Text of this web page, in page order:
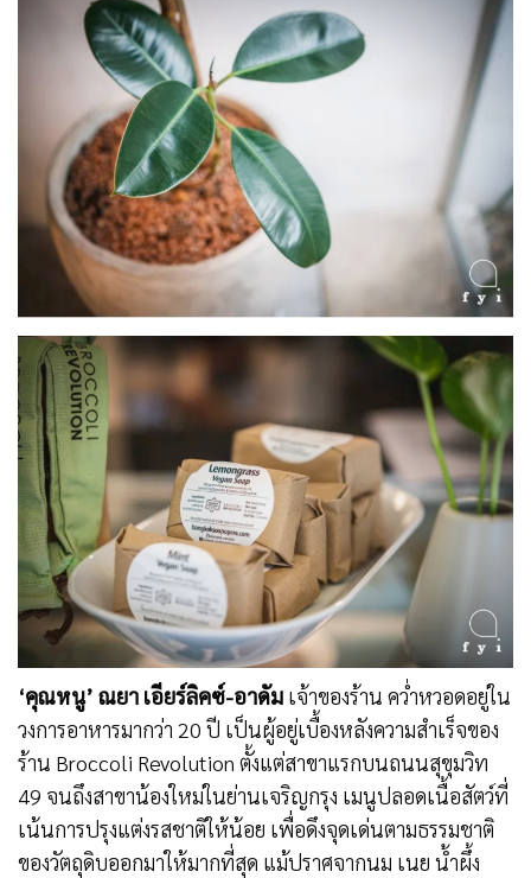
‘คุณหนู’ ณยา เอียร์ลิคซ์-อาดัม เจ้าของร้าน คว่ำหวอดอยู่ใน
วงการอาหารมากว่า 20 ปี เป็นผู้อยู่เบื้องหลังความสำเร็จของ
ร้าน Broccoli Revolution ตั้งแต่สาขาแรกบนถนนสุขุมวิท
49 จนถึงสาขาน้องใหม่ในย่านเจริญกรุง เมนูปลอดเนื้อสัตว์ที่
เน้นการปรุงแต่งรสชาติให้น้อย เพื่อดึงจุดเด่นตามธรรมชาติ
ของวัตถุดิบออกมาให้มากที่สุด แม้ปราศจากนม เนย น้ำผึ้ง